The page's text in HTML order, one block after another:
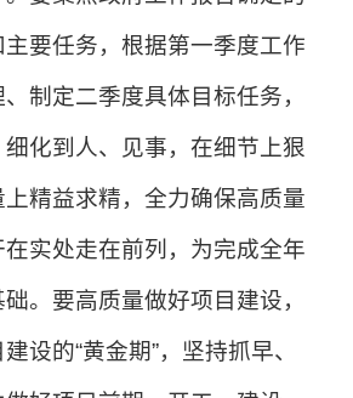
要任务，根据第一季度工作
制定二季度具体目标任务，
化到人、见事，在细节上狠
精益求精，全力确保高质量
实处走在前列，为完成全年
。要高质量做好项目建设，
设的“黄金期”，坚持抓早、